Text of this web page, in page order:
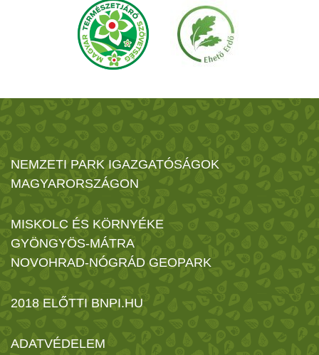
NEMZETI PARK IGAZGATÓSÁGOK
MAGYARORSZÁGON
MISKOLC ÉS KÖRNYÉKE
GYÖNGYÖS-MÁTRA
NOVOHRAD-NÓGRÁD GEOPARK
2018 ELŐTTI BNPI.HU
ADATVÉDELEM